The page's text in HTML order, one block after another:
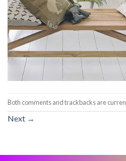
Both comments and trackbacks are
Next →